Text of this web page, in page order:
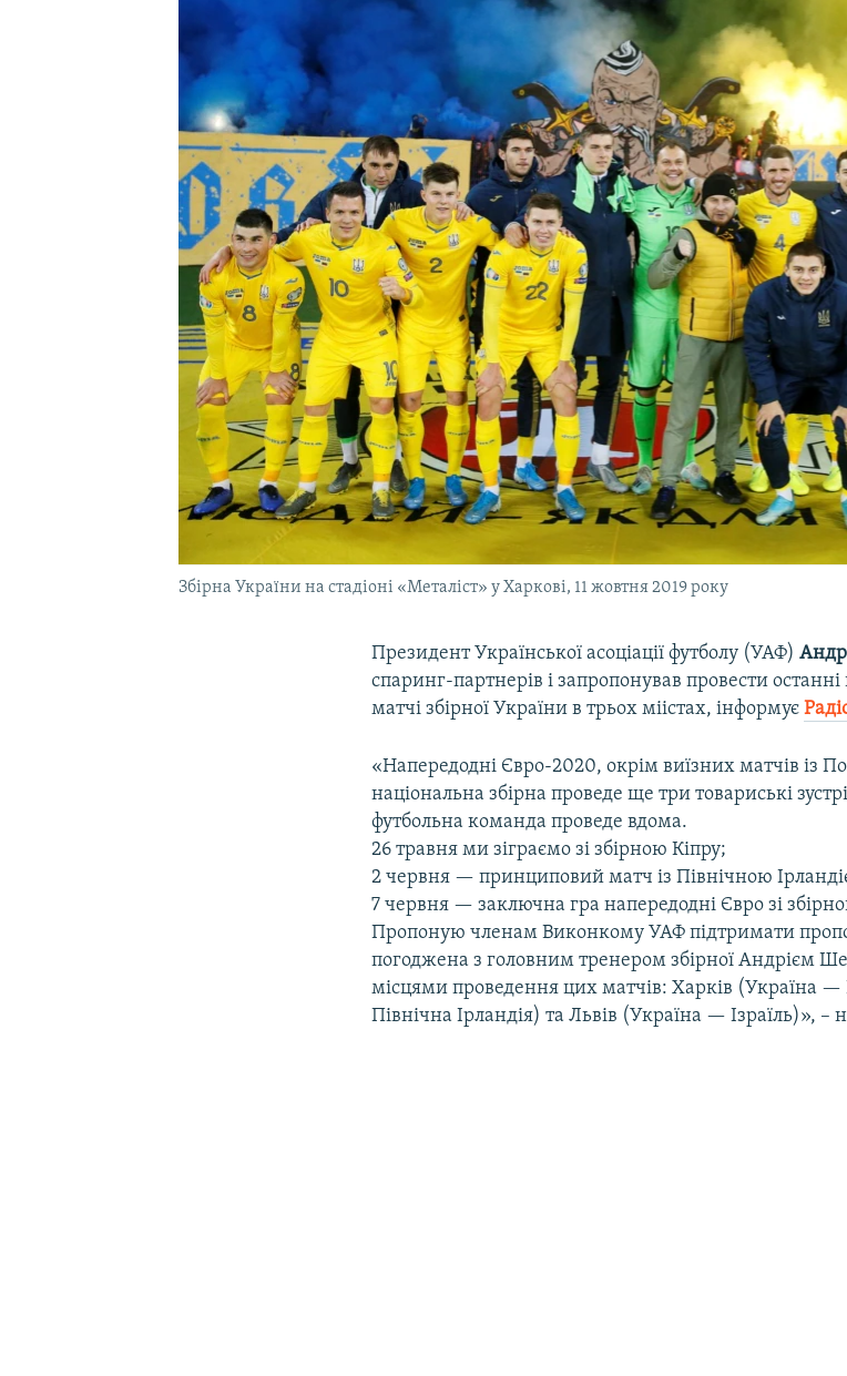
УКРАЇНСЬКА ПРОБЛЕМА КРИМУ
Збірна України на стадіоні «Металіст» у Харкові, 11 жовтня 2019 року
Президент Української асоціації футболу (УАФ)
спаринг-партнерів і запропонував провести
матчі збірної України в трьох міістах, інформує
«Напередодні Євро-2020, окрім виїзних матчів із
національна збірна проведе ще три товариські
футбольна команда проведе вдома.
26 травня ми зіграємо зі збірною Кіпру;
2 червня — принциповий матч із Північною
7 червня — заключна гра напередодні Євро зі
Пропоную членам Виконкому УАФ підтримати
погоджена з головним тренером збірної Андрієм
місцями проведення цих матчів: Харків (Україна
Північна Ірландія) та Львів (Україна — Ізраїль)», –